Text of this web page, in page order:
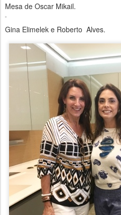
Mesa de Oscar Mikail.
Gina Elimelek e Roberto Alves.